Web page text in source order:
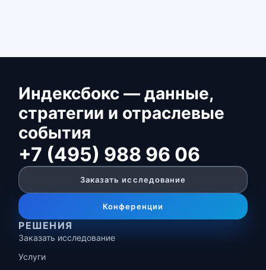
Индексбокс — данные,
стратегии и отраслевые
события
+7 (495) 988 96 06
Заказать исследование
Конференции
РЕШЕНИЯ
Заказать исследование
Услуги